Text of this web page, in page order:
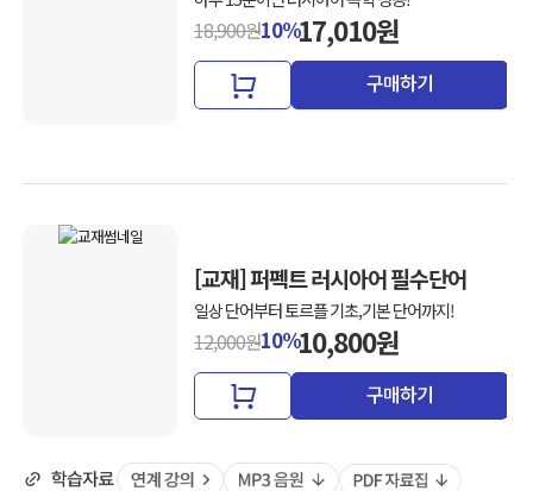
18,900원10%17,010원
구매하기
[교재] 퍼펙트 러시아어 필수단어
일상 단어부터 토르플 기초,기본 단어까지!
12,000원10%10,800원
구매하기